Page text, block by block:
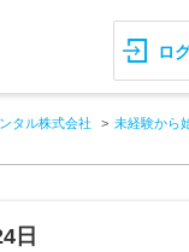
ロ
タル株式会社 未経験から
日